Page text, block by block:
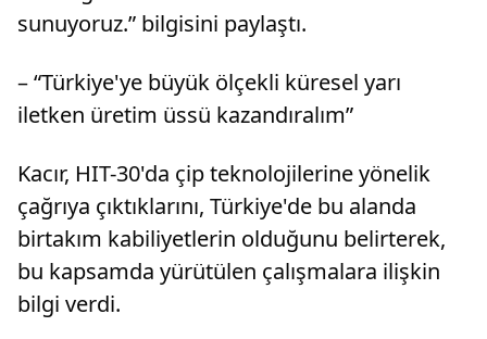
sunuyoruz.” bilgisini paylaştı.
– “Türkiye'ye büyük ölçekli küresel yarı
iletken üretim üssü kazandıralım”
Kacır, HIT-30'da çip teknolojilerine yönelik
çağrıya çıktıklarını, Türkiye'de bu alanda
birtakım kabiliyetlerin olduğunu belirterek,
bu kapsamda yürütülen çalışmalara ilişkin
bilgi verdi.